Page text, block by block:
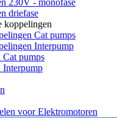
230V - monofase
driefase
koppelingen
Cat pumps
Interpump
Cat pumps
Interpump
voor Elektromotoren